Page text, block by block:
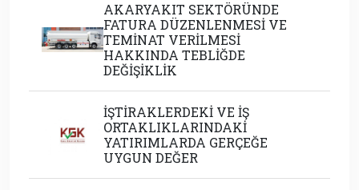
AKARYAKIT SEKTÖRÜNDE
FATURA DÜZENLENMESİ VE
TEMİNAT VERİLMESİ
HAKKINDA TEBLİĞDE
DEĞİŞİKLİK
İŞTİRAKLERDEKİ VE İŞ
ORTAKLIKLARINDAKİ
YATIRIMLARDA GERÇEĞE
UYGUN DEĞER